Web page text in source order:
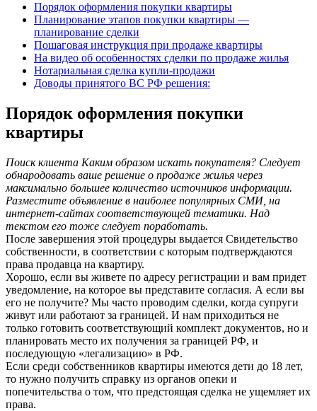
Порядок оформления покупки квартиры
Планирование этапов покупки квартиры —
планирование сделки
Пошаговая инструкция при продаже квартиры
На видео об особенностях сделки по продаже жилья
Нотариальная сделка купли-продажи
Доводы принятого ВС РФ решения:
Порядок оформления покупки
квартиры
Поиск клиента Каким образом искать покупателя? Следует
обнародовать ваше решение о продаже жилья через
максимально большее количество источников информации.
Разместите объявление в наиболее популярных СМИ, на
интернет-сайтах соответствующей тематики. Над
текстом его тоже следует поработать.
После завершения этой процедуры выдается Свидетельство
собственности, в соответствии с которым подтверждаются
права продавца на квартиру.
Хорошо, если вы живете по адресу регистрации и вам придет
уведомление, на которое вы представите согласия. А если вы
его не получите? Мы часто проводим сделки, когда супруги
живут или работают за границей. И нам приходиться не
только готовить соответствующий комплект документов, но и
планировать место их получения за границей РФ, и
последующую «легализацию» в РФ.
Если среди собственников квартиры имеются дети до 18 лет,
то нужно получить справку из органов опеки и
попечительства о том, что предстоящая сделка не ущемляет их
права.